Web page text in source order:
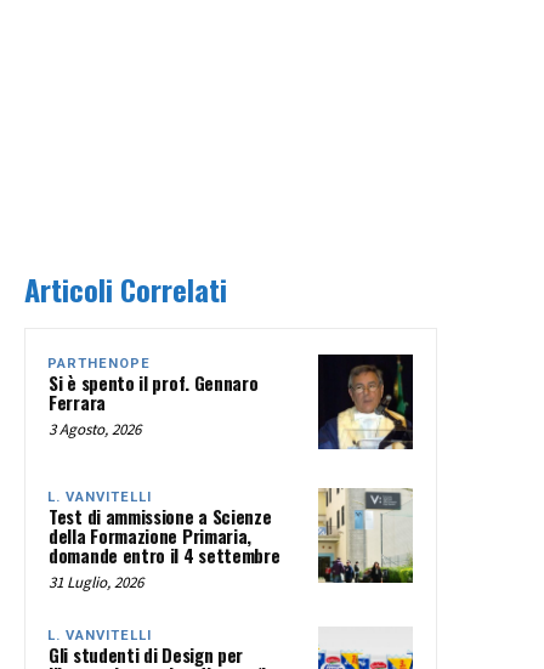
Articoli Correlati
PARTHENOPE
Si è spento il prof. Gennaro
Ferrara
3 Agosto, 2026
L. VANVITELLI
Test di ammissione a Scienze
della Formazione Primaria,
domande entro il 4 settembre
31 Luglio, 2026
L. VANVITELLI
Gli studenti di Design per